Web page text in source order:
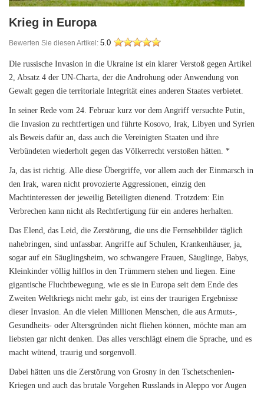
Krieg in Europa
Bewerten Sie diesen Artikel: 5.0
Die russische Invasion in die Ukraine ist ein klarer Verstoß gegen Artikel
2, Absatz 4 der UN-Charta, der die Androhung oder Anwendung von
Gewalt gegen die territoriale Integrität eines anderen Staates verbietet.
In seiner Rede vom 24. Februar kurz vor dem Angriff versuchte Putin,
die Invasion zu rechtfertigen und führte Kosovo, Irak, Libyen und Syrien
als Beweis dafür an, dass auch die Vereinigten Staaten und ihre
Verbündeten wiederholt gegen das Völkerrecht verstoßen hätten. *
Ja, das ist richtig. Alle diese Übergriffe, vor allem auch der Einmarsch in
den Irak, waren nicht provozierte Aggressionen, einzig den
Machtinteressen der jeweilig Beteiligten dienend. Trotzdem: Ein
Verbrechen kann nicht als Rechtfertigung für ein anderes herhalten.
Das Elend, das Leid, die Zerstörung, die uns die Fernsehbilder täglich
nahebringen, sind unfassbar. Angriffe auf Schulen, Krankenhäuser, ja,
sogar auf ein Säuglingsheim, wo schwangere Frauen, Säuglinge, Babys,
Kleinkinder völlig hilflos in den Trümmern stehen und liegen. Eine
gigantische Fluchtbewegung, wie es sie in Europa seit dem Ende des
Zweiten Weltkriegs nicht mehr gab, ist eins der traurigen Ergebnisse
dieser Invasion. An die vielen Millionen Menschen, die aus Armuts-,
Gesundheits- oder Altersgründen nicht fliehen können, möchte man am
liebsten gar nicht denken. Das alles verschlägt einem die Sprache, und es
macht wütend, traurig und sorgenvoll.
Dabei hätten uns die Zerstörung von Grosny in den Tschetschenien-
Kriegen und auch das brutale Vorgehen Russlands in Aleppo vor Augen